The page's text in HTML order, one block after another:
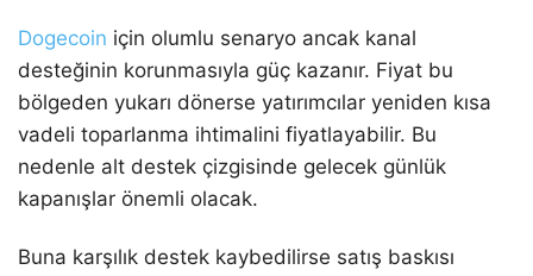
Dogecoin için olumlu senaryo ancak kanal
desteğinin korunmasıyla güç kazanır. Fiyat bu
bölgeden yukarı dönerse yatırımcılar yeniden kısa
vadeli toparlanma ihtimalini fiyatlayabilir. Bu
nedenle alt destek çizgisinde gelecek günlük
kapanışlar önemli olacak.
Buna karşılık destek kaybedilirse satış baskısı